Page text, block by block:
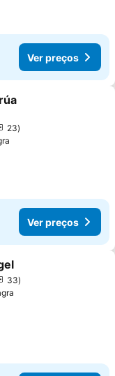
Ver preços
favoritos
23
Ver preços
favoritos
33